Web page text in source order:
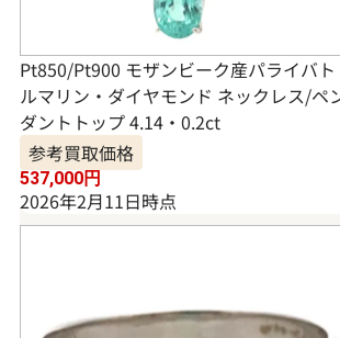
Pt850/Pt900 モザンビーク産パライバト
ルマリン・ダイヤモンド ネックレス/ペ
ダントトップ 4.14・0.2ct
参考買取価格
537,000円
2026年2月11日時点